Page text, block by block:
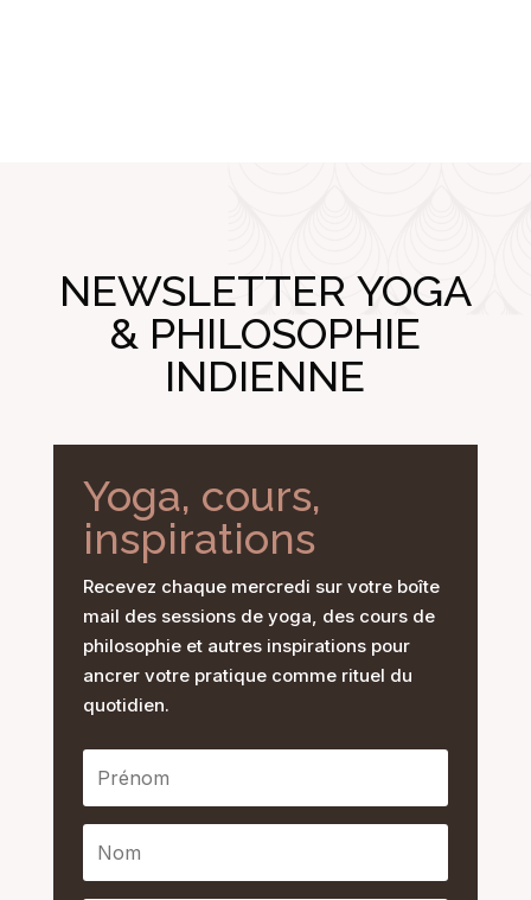
NEWSLETTER YOGA
& PHILOSOPHIE
INDIENNE
Yoga, cours,
inspirations
Recevez chaque mercredi sur votre boîte
mail des sessions de yoga, des cours de
philosophie et autres inspirations pour
ancrer votre pratique comme rituel du
quotidien.